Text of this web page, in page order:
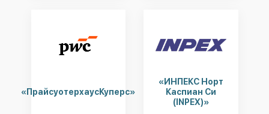
«ПрайсуотерхаусКуперс»
«ИНПЕКС Норт
Каспиан Си
(INPEX)»